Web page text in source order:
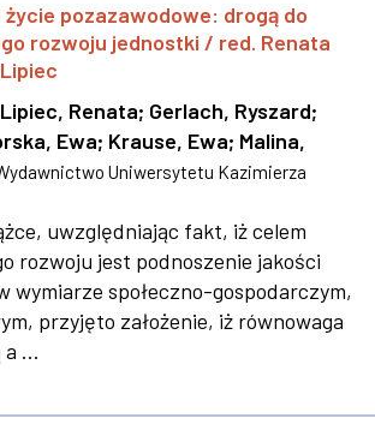
pozazawodowe: drogą do
rozwoju jednostki / red. Renata
Renata; Gerlach, Ryszard;
Ewa; Krause, Ewa; Malina,
Uniwersytetu Kazimierza
uwzględniając fakt, iż celem
rozwoju jest podnoszenie jakości
wymiarze społeczno-gospodarczym,
przyjęto założenie, iż równowaga
...